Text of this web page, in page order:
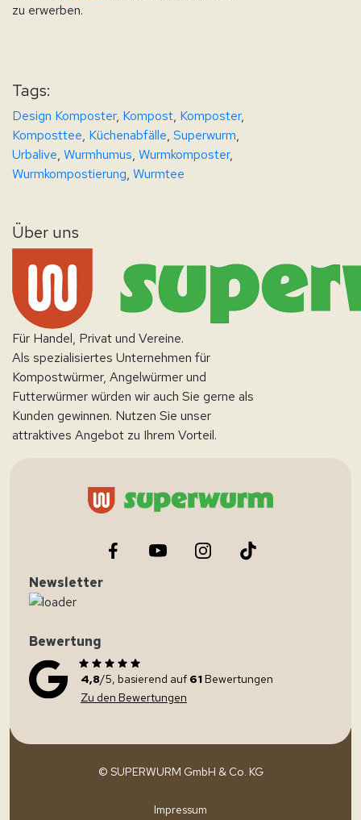
zu erwerben.
Tags:
Design Komposter, Kompost, Komposter,
Komposttee, Küchenabfälle, Superwurm,
Urbalive, Wurmhumus, Wurmkomposter,
Wurmkompostierung, Wurmtee
Über uns
Für Handel, Privat und Vereine.
Als spezialisiertes Unternehmen für
Kompostwürmer, Angelwürmer und
Futterwürmer würden wir auch Sie gerne als
Kunden gewinnen. Nutzen Sie unser
attraktives Angebot zu Ihrem Vorteil.
Newsletter
Bewertung
4,8/5, basierend auf 61 Bewertungen
Zu den Bewertungen
© SUPERWURM GmbH & Co. KG
Impressum